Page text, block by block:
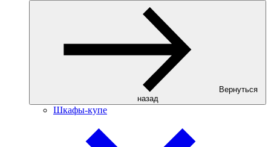
Вернуться
назад
Шкафы-купе